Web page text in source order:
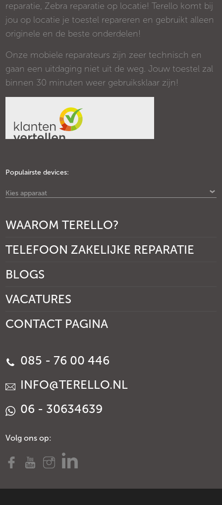
reparatie, Zebra reparatie op locatie! Terello komt bij
jou op locatie je toestel repareren en gebruikt alleen
originele en de beste onderdelen!
Onze mobiele reparateurs zijn zeer technisch en
gaan een uitdaging niet uit de weg. Jouw toestel zal
binnen 30 minuten weer gebruiksklaar zijn!
Populairste devices:
Kies apparaat
WAAROM TERELLO?
TELEFOON ZAKELIJKE REPARATIE
BLOGS
VACATURES
CONTACT PAGINA
085 - 76 00 446
INFO@TERELLO.NL
06 - 30634639
Volg ons op: